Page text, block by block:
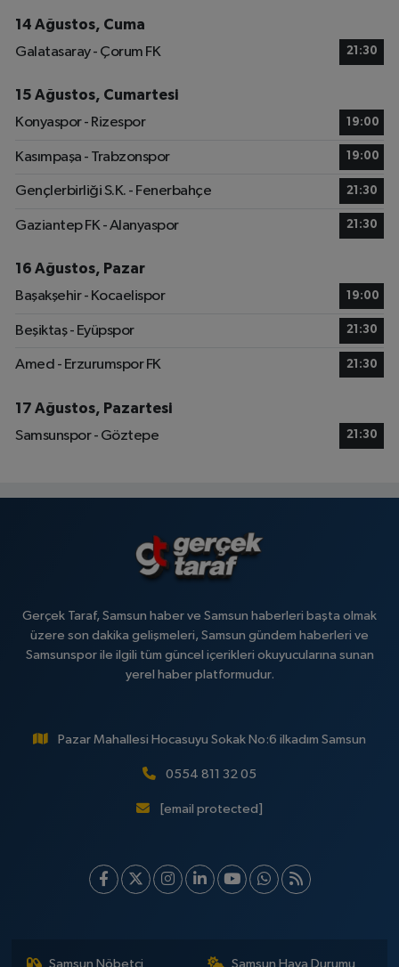
14 Ağustos, Cuma
Galatasaray - Çorum FK
21:30
15 Ağustos, Cumartesi
Konyaspor - Rizespor
19:00
Kasımpaşa - Trabzonspor 19:00
Gençlerbirliği S.K. - Fenerbahçe 21:30
Gaziantep FK - Alanyaspor 21:30
16 Ağustos, Pazar
Başakşehir - Kocaelispor
19:00
Beşiktaş - Eyüpspor 21:30
Amed - Erzurumspor FK 21:30
17 Ağustos, Pazartesi
Samsunspor - Göztepe
21:30
Gerçek Taraf, Samsun haber ve Samsun haberleri başta olmak
üzere son dakika gelişmeleri, Samsun gündem haberleri ve
Samsunspor ile ilgili tüm güncel içerikleri okuyucularına sunan
yerel haber platformudur.
Pazar Mahallesi Hocasuyu Sokak No:6 ilkadım Samsun
0554 811 32 05
[email protected]
Samsun Nöbetçi
Samsun Hava Durumu